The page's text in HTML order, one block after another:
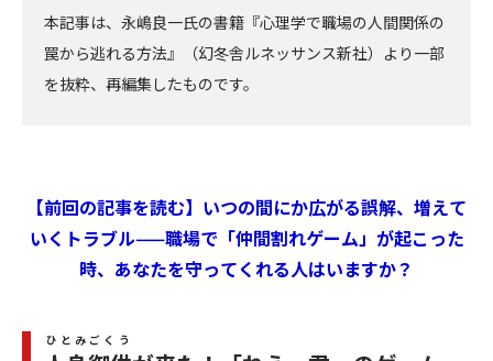
本記事は、永嶋良一氏の書籍『心理学で職場の人間関係の
罠から逃れる方法』（幻冬舎ルネッサンス新社）より一部
を抜粋、再編集したものです。
【前回の記事を読む】いつの間にか広がる誤解、増えて
いくトラブル——職場で「仲間割れゲーム」が起こった
時、あなたを守ってくれる人はいますか？
ひとみごくう